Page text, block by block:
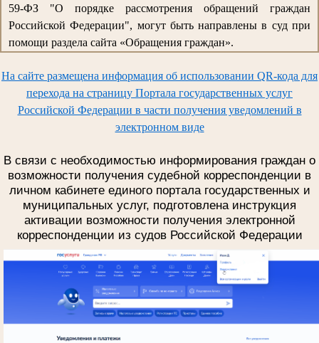
59-ФЗ "О порядке рассмотрения обращений граждан
Российской Федерации", могут быть направлены в суд при
помощи раздела сайта «Обращения граждан».
На сайте размещена информация об использовании QR-кода для
перехода на страницу Портала государственных услуг
Российской Федерации в части получения уведомлений в
электронном виде
В связи с необходимостью информирования граждан о
возможности получения судебной корреспонденции в
личном кабинете единого портала государственных и
муниципальных услуг, подготовлена инструкция
активации возможности получения электронной
корреспонденции из судов Российской Федерации